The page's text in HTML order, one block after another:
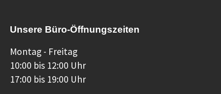
Unsere Büro-Öffnungszeiten
Montag - Freitag
10:00 bis 12:00 Uhr
17:00 bis 19:00 Uhr